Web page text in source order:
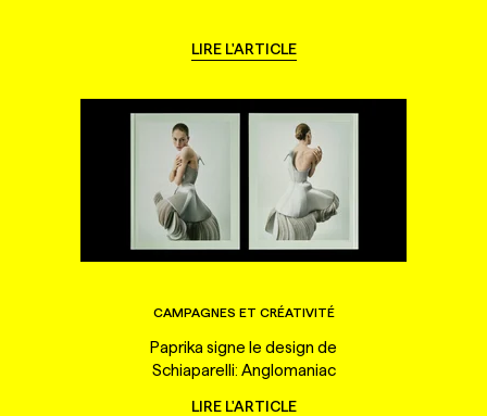
LIRE L'ARTICLE
CAMPAGNES ET CRÉATIVITÉ
Paprika signe le design de
Schiaparelli: Anglomaniac
LIRE L'ARTICLE